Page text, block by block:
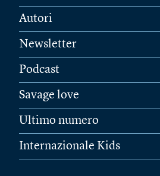
Autori
Newsletter
Podcast
Savage love
Ultimo numero
Internazionale Kids